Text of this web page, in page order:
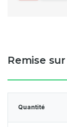
Remise
Quantité